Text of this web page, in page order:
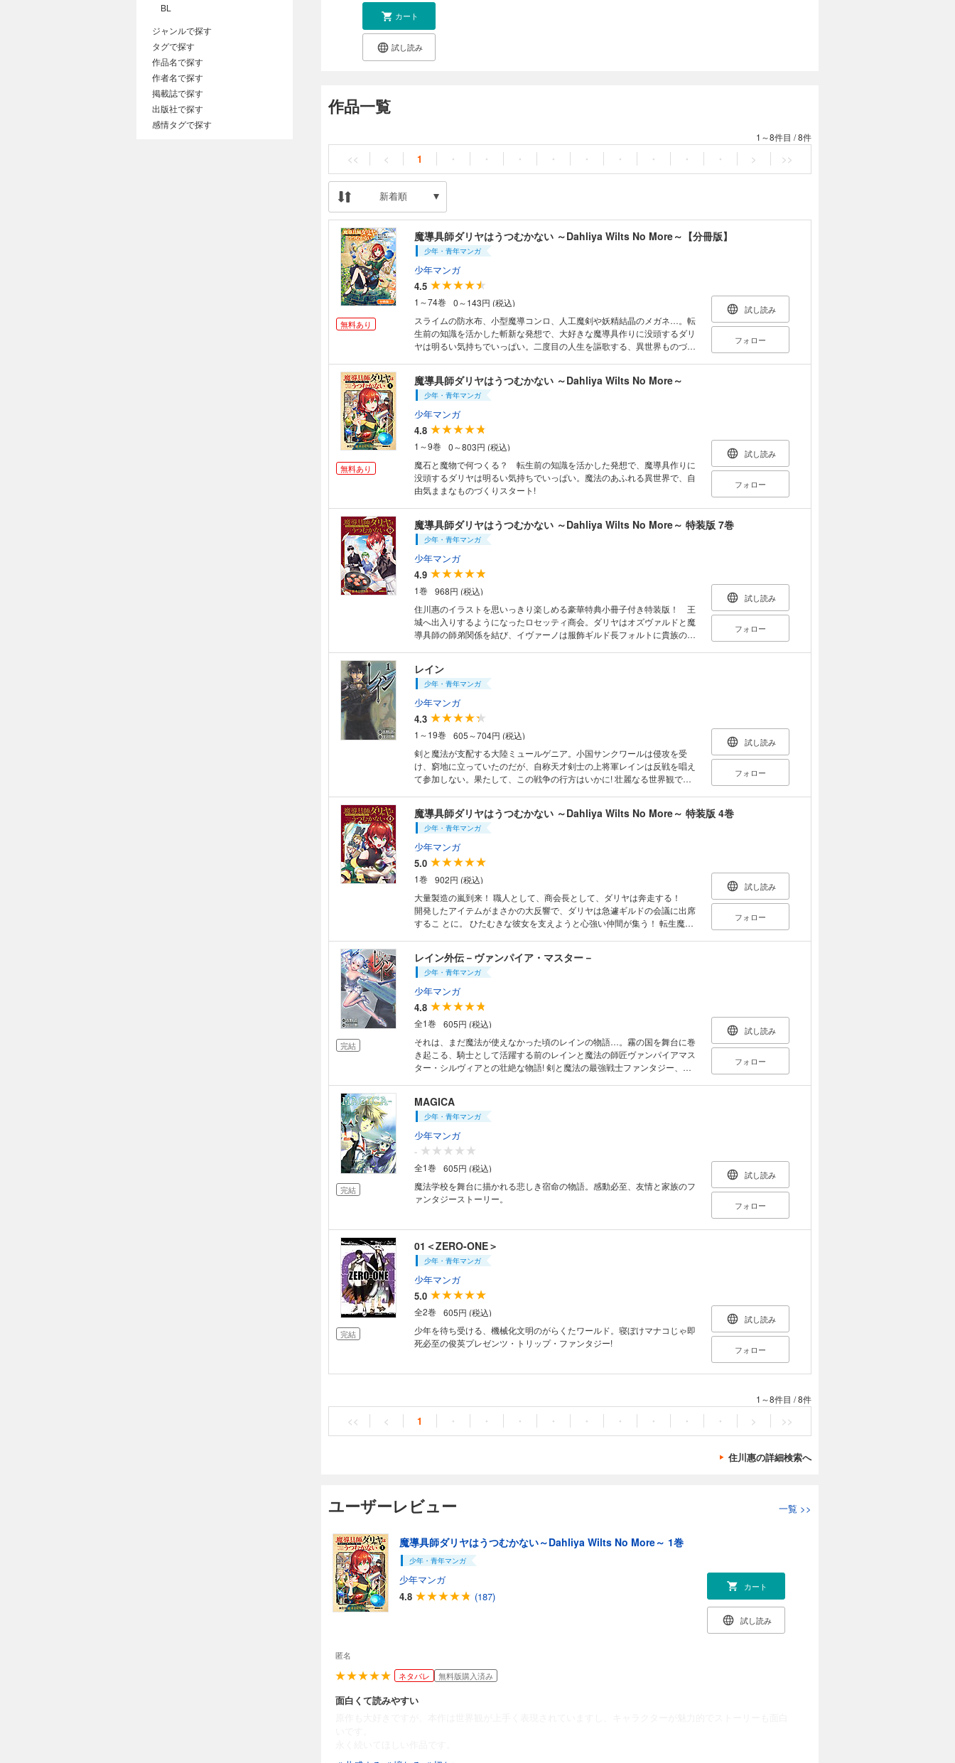
カート
試し読み
作品一覧
1～8件目 /8件
<< < 1 ・ ・ ・ ・ ・ ・ ・ ・ ・ > >>
新着順
無料あり
魔導具師ダリヤはうつむかない ～Dahliya Wilts No More～【分冊版】
少年・青年マンガ
少年マンガ
4.5
1～74巻
0～143円 (税込)
スライムの防水布、小型魔導コンロ、人工魔剣や妖精結晶のメガネ…。転
生前の知識を活かした斬新な発想で、大好きな魔導具作りに没頭するダリ
ヤは明るい気持ちでいっぱい。二度目の人生を謳歌する、異世界ものづく
試し読み
フォロー
無料あり
魔導具師ダリヤはうつむかない ～Dahliya Wilts No More～
少年・青年マンガ
少年マンガ
4.8
1～9巻
0～803円 (税込)
魔石と魔物で何つくる？ 転生前の知識を活かした発想で、魔導具作りに
没頭するダリヤは明るい気持ちでいっぱい。魔法のあふれる異世界で、自
由気ままなものづくりスタート!
試し読み
フォロー
魔導具師ダリヤはうつむかない ～Dahliya Wilts No More～ 特装版 7巻
少年・青年マンガ
少年マンガ
4.9
1巻
968円 (税込)
住川惠のイラストを思いっきり楽しめる豪華特典小冊子付き特装版！ 王
城へ出入りするようになったロセッティ商会。ダリヤはオズヴァルドと魔
導具師の師弟関係を結び、イヴァーノは服飾ギルド長フォルトに貴族の流
よる異世界ものづくりライフ、第7巻！ 特装版には、住川惠による描き下
ろし番外編ほか、コミックス未収録の美麗カラーイラストやコミカライズ
版の設定資料を詰め込んだ豪華小冊子第2弾が付属します！
試し読み
フォロー
レイン
少年・青年マンガ
少年マンガ
4.3
1～19巻
605～704円 (税込)
剣と魔法が支配する大陸ミュールゲニア。小国サンクワールは侵攻を受
け、窮地に立っていたのだが、自称天才剣士の上将軍レインは反戦を唱え
て参加しない。果たして、この戦争の行方はいかに! 壮麗なる世界観で贈
試し読み
フォロー
魔導具師ダリヤはうつむかない ～Dahliya Wilts No More～ 特装版 4巻
少年・青年マンガ
少年マンガ
5.0
1巻
902円 (税込)
大量製造の嵐到来！ 職人として、商会長として、ダリヤは奔走する！
開発したアイテムがまさかの大反響で、ダリヤは急遽ギルドの会議に出席
するこ とに。 ひたむきな彼女を支えようと心強い仲間が集う！ 転生魔導
ミックス未収録の美麗カラーイラストや コミカライズ版の設定資料を詰め
込んだ 豪華特典小冊子です！
試し読み
フォロー
完結
レイン外伝－ヴァンパイア・マスター－
少年・青年マンガ
少年マンガ
4.8
全1巻
605円 (税込)
それは、まだ魔法が使えなかった頃のレインの物語…。霧の国を舞台に巻
き起こる、騎士として活躍する前のレインと魔法の師匠ヴァンパイアマス
ター・シルヴィアとの壮絶な物語! 剣と魔法の最強戦士ファンタジー、待
試し読み
フォロー
完結
MAGICA
少年・青年マンガ
少年マンガ
-
全1巻
605円 (税込)
魔法学校を舞台に描かれる悲しき宿命の物語。感動必至、友情と家族のフ
ァンタジーストーリー。
試し読み
フォロー
完結
01＜ZERO-ONE＞
少年・青年マンガ
少年マンガ
5.0
全2巻
605円 (税込)
少年を待ち受ける、機械化文明のがらくたワールド。寝ぼけマナコじゃ即
死必至の俊英プレゼンツ・トリップ・ファンタジー!
試し読み
フォロー
1～8件目 /8件
<< < 1 ・ ・ ・ ・ ・ ・ ・ ・ ・ > >>
住川惠の詳細検索へ
ユーザーレビュー 一覧 >>
魔導具師ダリヤはうつむかない～Dahliya Wilts No More～ 1巻
少年・青年マンガ
少年マンガ
4.8
(187)
カート
試し読み
匿名
ネタバレ
無料版購入済み
面白くて読みやすい
BL
ジャンルで探す
タグで探す
作品名で探す
作者名で探す
掲載誌で探す
出版社で探す
感情タグで探す